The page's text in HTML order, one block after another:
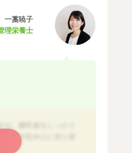
一藁暁子
理栄養士
ら牛乳中心に切り替